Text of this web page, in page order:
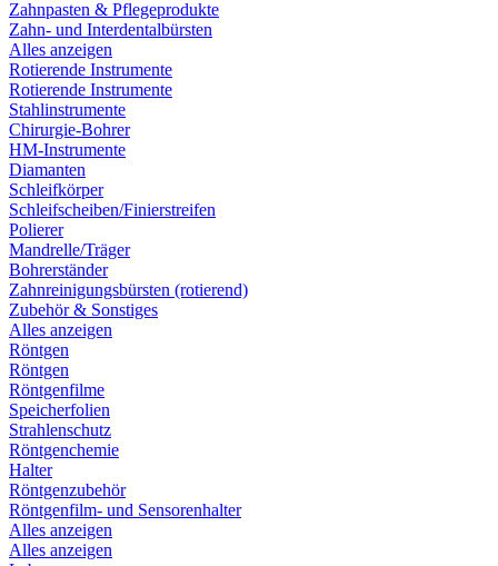
Zahnpasten & Pflegeprodukte
Zahn- und Interdentalbürsten
Alles anzeigen
Rotierende Instrumente
Rotierende Instrumente
Stahlinstrumente
Chirurgie-Bohrer
HM-Instrumente
Diamanten
Schleifkörper
Schleifscheiben/Finierstreifen
Polierer
Mandrelle/Träger
Bohrerständer
Zahnreinigungsbürsten (rotierend)
Zubehör & Sonstiges
Alles anzeigen
Röntgen
Röntgen
Röntgenfilme
Speicherfolien
Strahlenschutz
Röntgenchemie
Halter
Röntgenzubehör
Röntgenfilm- und Sensorenhalter
Alles anzeigen
Alles anzeigen